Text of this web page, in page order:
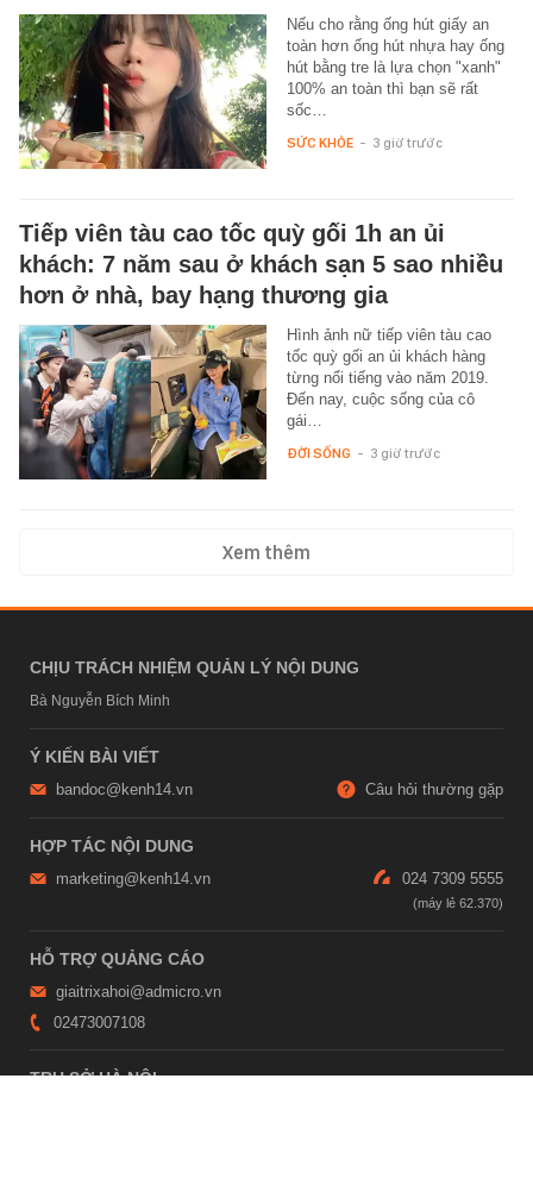
Nếu cho rằng ống hút giấy an
toàn hơn ống hút nhựa hay ống
hút bằng tre là lựa chọn "xanh"
100% an toàn thì bạn sẽ rất
sốc…
SỨC KHỎE - 3 giờ trước
Tiếp viên tàu cao tốc quỳ gối 1h an ủi
khách: 7 năm sau ở khách sạn 5 sao nhiều
hơn ở nhà, bay hạng thương gia
Hình ảnh nữ tiếp viên tàu cao
tốc quỳ gối an ủi khách hàng
từng nổi tiếng vào năm 2019.
Đến nay, cuộc sống của cô
gái…
ĐỜI SỐNG - 3 giờ trước
Xem thêm
CHỊU TRÁCH NHIỆM QUẢN LÝ NỘI DUNG
Bà Nguyễn Bích Minh
Ý KIẾN BÀI VIẾT
bandoc@kenh14.vn Câu hỏi thường gặp
HỢP TÁC NỘI DUNG
marketing@kenh14.vn 024 7309 5555
HỖ TRỢ QUẢNG CÁO
giaitrixahoi@admicro.vn
02473007108
TRỤ SỞ HÀ NỘI